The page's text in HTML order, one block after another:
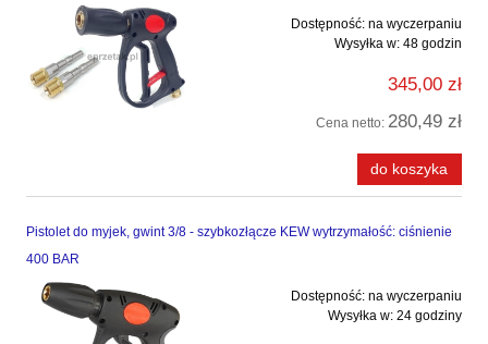
Dostępność: na wyczerpaniu
Wysyłka w: 48 godzin
345,00 zł
Cena netto: 280,49 zł
do koszyka
Pistolet do myjek, gwint 3/8 - szybkozłącze KEW wytrzymałość: ciśnienie
400 BAR
Dostępność: na wyczerpaniu
Wysyłka w: 24 godziny